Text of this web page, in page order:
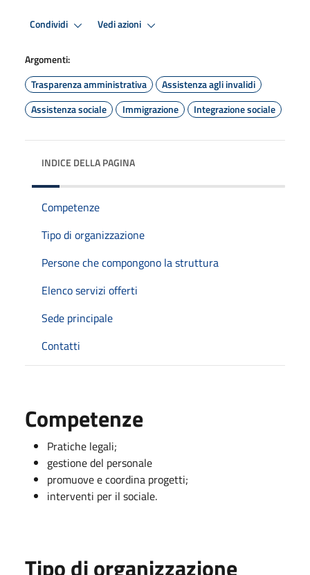
Condividi Vedi azioni
Argomenti:
Trasparenza amministrativa
Assistenza agli invalidi
Assistenza sociale
Immigrazione Integrazione sociale
INDICE DELLA PAGINA
Competenze
Tipo di organizzazione
Persone che compongono la struttura
Elenco servizi offerti
Sede principale
Contatti
Competenze
Pratiche legali;
gestione del personale
promuove e coordina progetti;
interventi per il sociale.
Tipo di organizzazione